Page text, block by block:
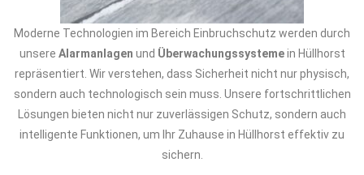
Moderne Technologien im Bereich Einbruchschutz werden durch
unsere Alarmanlagen und Überwachungssystemein Hüllhorst
repräsentiert. Wir verstehen, dass Sicherheit nicht nur physisch,
sondern auch technologisch sein muss. Unsere fortschrittlichen
Lösungen bieten nicht nur zuverlässigen Schutz, sondern auch
intelligente Funktionen, um Ihr Zuhause in Hüllhorst effektiv zu
sichern.